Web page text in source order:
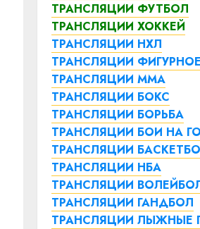
ТРАНСЛЯЦИИ ФУТБОЛ
ТРАНСЛЯЦИИ ХОККЕЙ
ТРАНСЛЯЦИИ НХЛ
ТРАНСЛЯЦИИ
ТРАНСЛЯЦИИ ММА
ТРАНСЛЯЦИИ БОКС
ТРАНСЛЯЦИИ БОРЬБА
ТРАНСЛЯЦИИ БОИ НА
ТРАНСЛЯЦИИ
ТРАНСЛЯЦИИ НБА
ТРАНСЛЯЦИИ
ТРАНСЛЯЦИИ ГАНДБОЛ
ТРАНСЛЯЦИИ ЛЫЖНЫЕ